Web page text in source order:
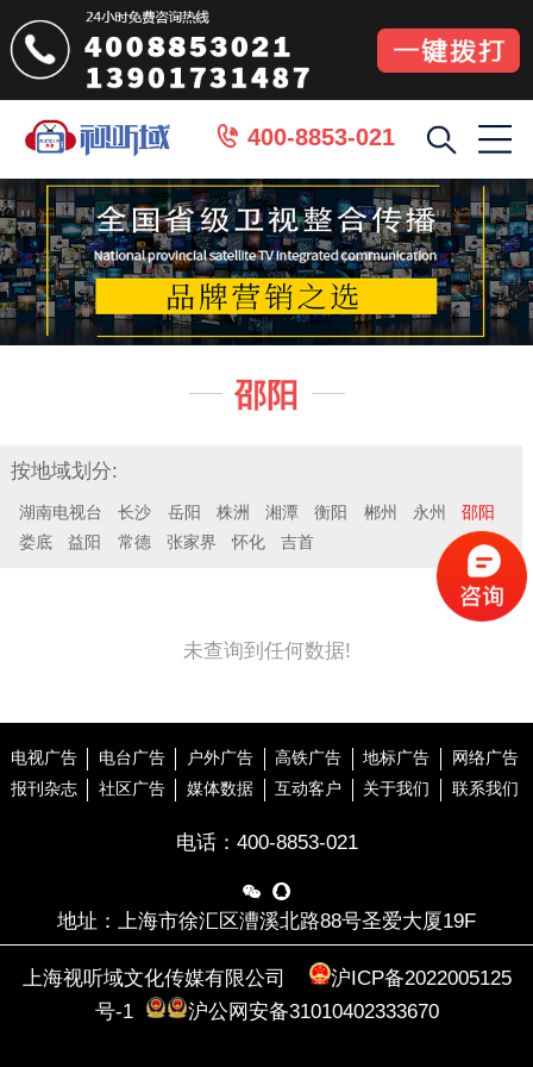
 400-8853-021
 邵阳 
按地域划分:
湖南电视台 长沙 岳阳 株洲 湘潭 衡阳 郴州 永州
邵阳
娄底
益阳 常德 张家界 怀化 吉首
未查询到任何数据!
电视广告 电台广告 户外广告 高铁广告 地标广告
网络广告
报刊杂志
社区广告 媒体数据 互动客户 关于我们 联系我们
电话： 400-8853-021
 
地址：上海市徐汇区漕溪北路88号圣爱大厦19F
上海视听域文化传媒有限公司
沪ICP备2022005125
号-1
沪公网安备31010402333670